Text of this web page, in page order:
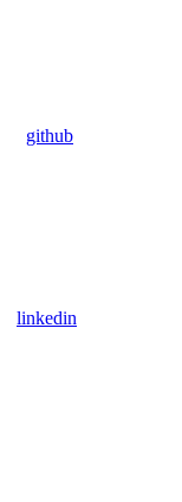
github
linkedin